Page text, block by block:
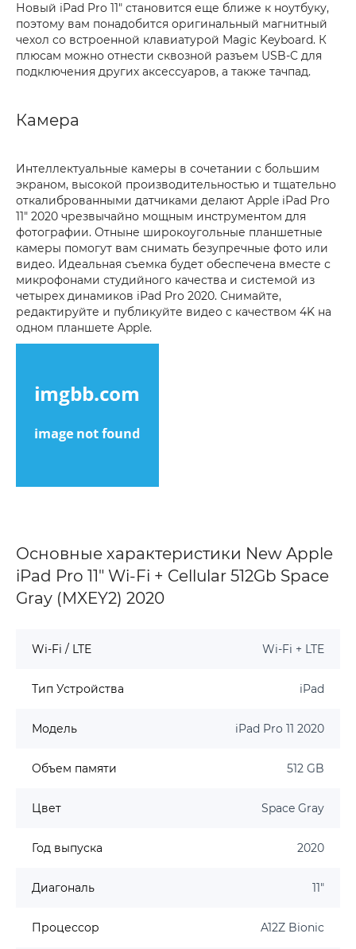
Новый iPad Pro 11" становится еще ближе к ноутбуку,
поэтому вам понадобится оригинальный магнитный
чехол со встроенной клавиатурой Magic Keyboard. К
плюсам можно отнести сквозной разъем USB-C для
подключения других аксессуаров, а также тачпад.
Камера
Интеллектуальные камеры в сочетании с большим
экраном, высокой производительностью и тщательно
откалиброванными датчиками делают Apple iPad Pro
11" 2020 чрезвычайно мощным инструментом для
фотографии. Отныне широкоугольные планшетные
камеры помогут вам снимать безупречные фото или
видео. Идеальная съемка будет обеспечена вместе с
микрофонами студийного качества и системой из
четырех динамиков iPad Pro 2020. Снимайте,
редактируйте и публикуйте видео с качеством 4K на
одном планшете Apple.
Основные характеристики New Apple
iPad Pro 11" Wi-Fi + Cellular 512Gb Space
Gray (MXEY2) 2020
Wi-Fi / LTE Wi-Fi + LTE
Тип Устройства iPad
Модель iPad Pro 11 2020
Объем памяти 512 GB
Цвет Space Gray
Год выпуска 2020
Диагональ 11"
Процессор A12Z Bionic